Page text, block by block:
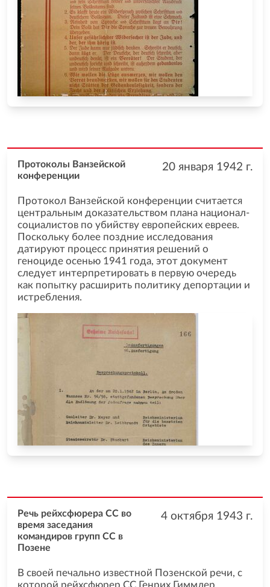
20 января 1942 г.
Протоколы Ванзейской
конференции
Протокол Ванзейской конференции считается
центральным доказательством плана национал-
социалистов по убийству европейских евреев.
Поскольку более поздние исследования
датируют процесс принятия решений о
геноциде осенью 1941 года, этот документ
следует интерпретировать в первую очередь
как попытку расширить политику депортации и
истребления.
4 октября 1943 г.
Речь рейхсфюрера СС во
время заседания
командиров групп СС в
Позене
В своей печально известной Позенской речи, с